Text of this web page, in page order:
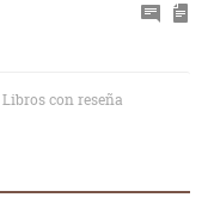
Libros con reseña